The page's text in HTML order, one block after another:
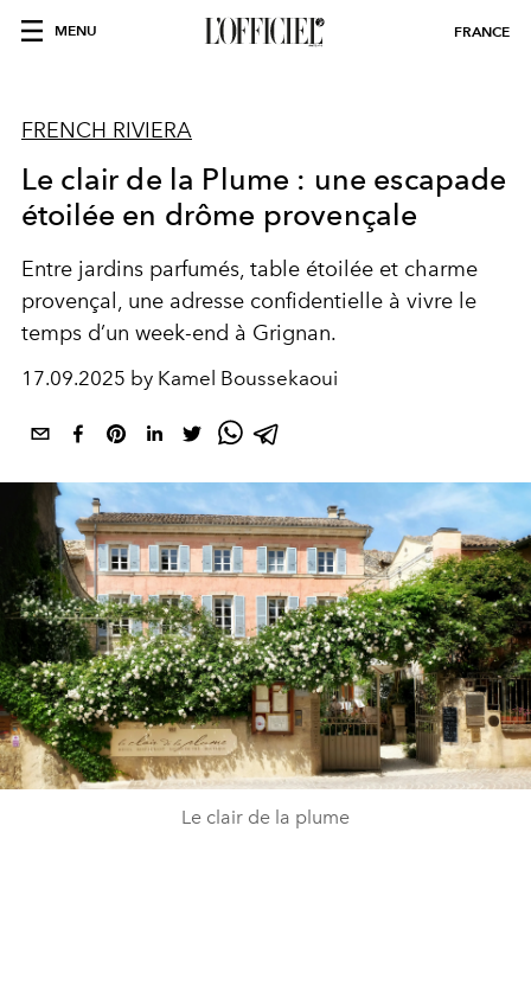
MENU FRANCE
FRENCH RIVIERA
Le clair de la Plume : une escapade
étoilée en drôme provençale
Entre jardins parfumés, table étoilée et charme
provençal, une adresse confidentielle à vivre le
temps d’un week-end à Grignan.
17.09.2025 by Kamel Boussekaoui
Le clair de la plume